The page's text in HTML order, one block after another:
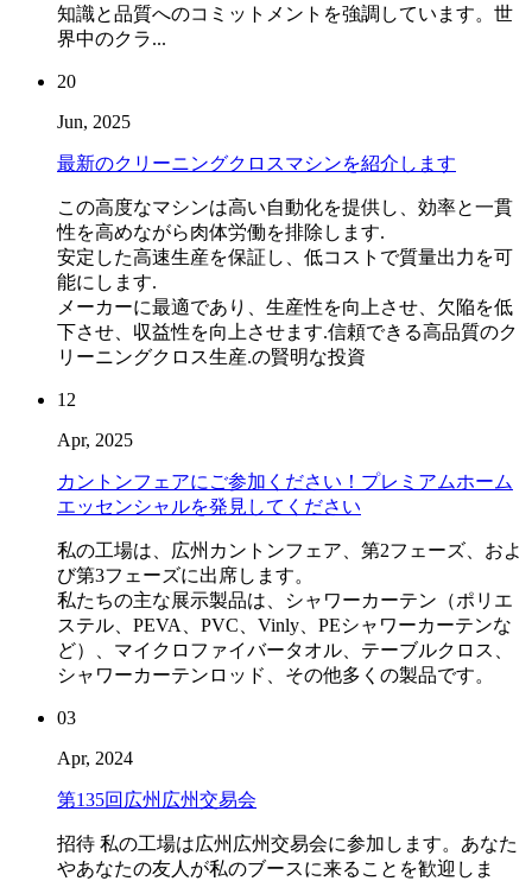
知識と品質へのコミットメントを強調しています。世
界中のクラ...
20
Jun, 2025
最新のクリーニングクロスマシンを紹介します
この高度なマシンは高い自動化を提供し、効率と一貫
性を高めながら肉体労働を排除します.
安定した高速生産を保証し、低コストで質量出力を可
能にします.
メーカーに最適であり、生産性を向上させ、欠陥を低
下させ、収益性を向上させます.信頼できる高品質のク
リーニングクロス生産.の賢明な投資
12
Apr, 2025
カントンフェアにご参加ください！プレミアムホーム
エッセンシャルを発見してください
私の工場は、広州カントンフェア、第2フェーズ、およ
び第3フェーズに出席します。
私たちの主な展示製品は、シャワーカーテン（ポリエ
ステル、PEVA、PVC、Vinly、PEシャワーカーテンな
ど）、マイクロファイバータオル、テーブルクロス、
シャワーカーテンロッド、その他多くの製品です。
03
Apr, 2024
第135回広州広州交易会
招待 私の工場は広州広州交易会に参加します。あなた
やあなたの友人が私のブースに来ることを歓迎しま